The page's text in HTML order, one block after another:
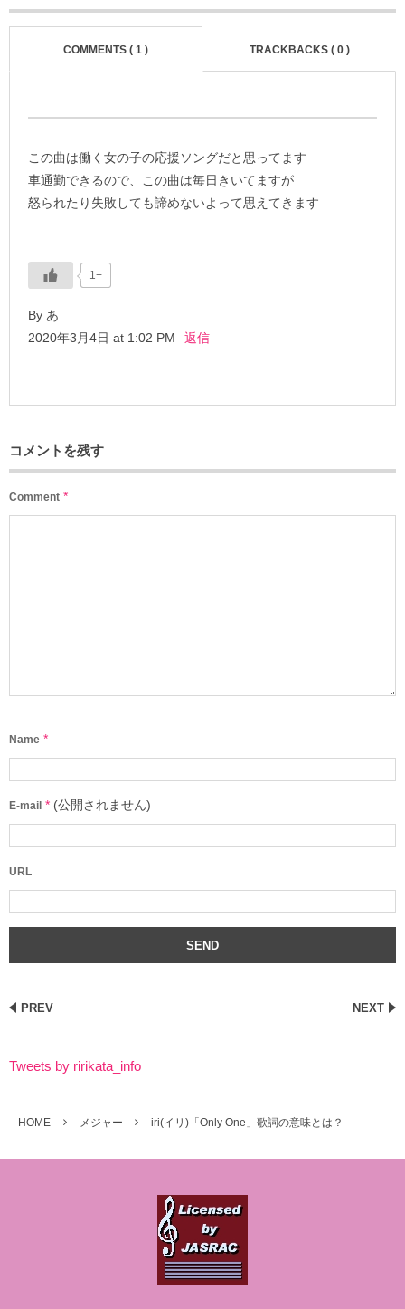
COMMENTS ( 1 ) TRACKBACKS ( 0 )
この曲は働く女の子の応援ソングだと思ってます
車通勤できるので、この曲は毎日きいてますが
怒られたり失敗しても諦めないよって思えてきます
1+
By あ
2020年3月4日 at 1:02 PM
返信
コメントを残す
Comment *
Name *
E-mail * (公開されません)
URL
PREV NEXT
Tweets by ririkata_info
HOME メジャー iri(イリ)「Only One」歌詞の意味とは？